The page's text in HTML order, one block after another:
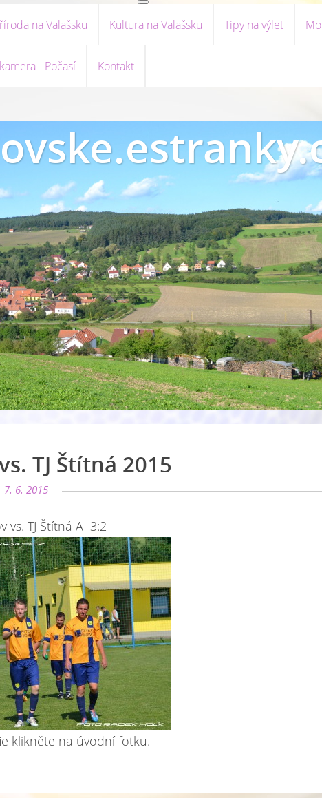
na Valašsku Kultura na Valašsku Tipy na výlet
- Počasí Kontakt
TJ Štítná 2015
7. 6. 2015
vs. TJ Štítná A 3:2
klikněte na úvodní fotku.